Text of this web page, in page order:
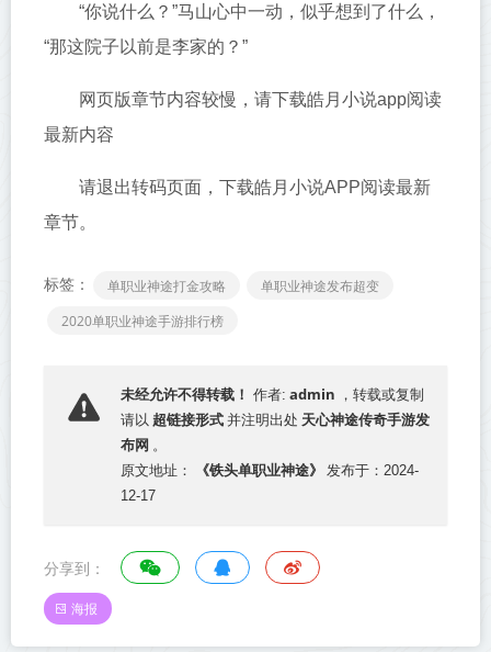
“你说什么？”马山心中一动，似乎想到了什么，
“那这院子以前是李家的？”
网页版章节内容较慢，请下载皓月小说app阅读
最新内容
请退出转码页面，下载皓月小说APP阅读最新
章节。
标签： 单职业神途打金攻略
单职业神途发布超变
2020单职业神途手游排行榜
未经允许不得转载！ 作者: admin ，转载或复制
请以 超链接形式 并注明出处 天心神途传奇手游发
布网 。
原文地址：
《铁头单职业神途》
发布于：2024-
12-17
分享到：
海报